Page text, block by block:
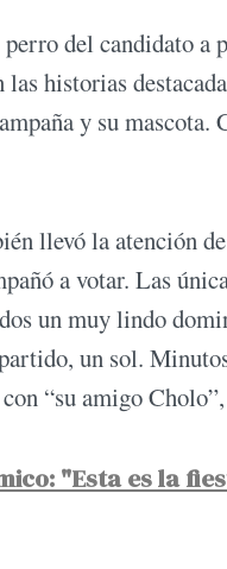
del candidato
historias
y su
llevó la atención
a votar. Las
un muy lindo
un sol.
“su amigo
"Esta es la